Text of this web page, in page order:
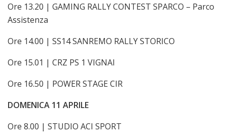
Ore 13.20 | GAMING RALLY CONTEST SPARCO – Parco
Assistenza
Ore 14.00 | SS14 SANREMO RALLY STORICO
Ore 15.01 | CRZ PS 1 VIGNAI
Ore 16.50 | POWER STAGE CIR
DOMENICA 11 APRILE
Ore 8.00 | STUDIO ACI SPORT